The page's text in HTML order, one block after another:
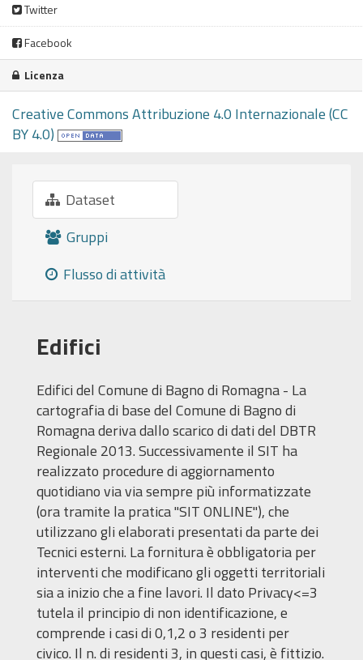
Twitter
Facebook
Licenza
Creative Commons Attribuzione 4.0 Internazionale (CC
BY 4.0)
Dataset
Gruppi
Flusso di attività
Edifici
Edifici del Comune di Bagno di Romagna - La
cartografia di base del Comune di Bagno di
Romagna deriva dallo scarico di dati del DBTR
Regionale 2013. Successivamente il SIT ha
realizzato procedure di aggiornamento
quotidiano via via sempre più informatizzate
(ora tramite la pratica "SIT ONLINE"), che
utilizzano gli elaborati presentati da parte dei
Tecnici esterni. La fornitura è obbligatoria per
interventi che modificano gli oggetti territoriali
sia a inizio che a fine lavori. Il dato Privacy<=3
tutela il principio di non identificazione, e
comprende i casi di 0,1,2 o 3 residenti per
civico. Il n. di residenti 3, in questi casi, è fittizio.